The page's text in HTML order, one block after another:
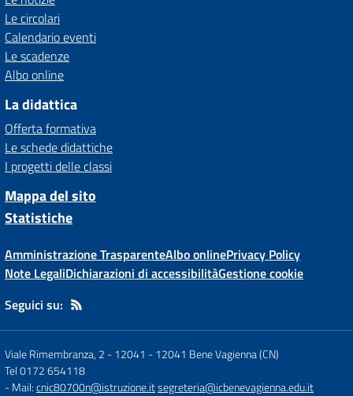
Le circolari
Calendario eventi
Le scadenze
Albo online
La didattica
Offerta formativa
Le schede didattiche
I progetti delle classi
Mappa del sito
Statistiche
Amministrazione TrasparenteAlbo onlinePrivacy Policy
Note LegaliDichiarazioni di accessibilitàGestione cookie
Seguici su:
Viale Rimembranza, 2 - 12041 -12041 Bene Vagienna (CN)
Tel 0172 654118
- Mail:cnic80700n@istruzione.itsegreteria@icbenevagienna.edu.it